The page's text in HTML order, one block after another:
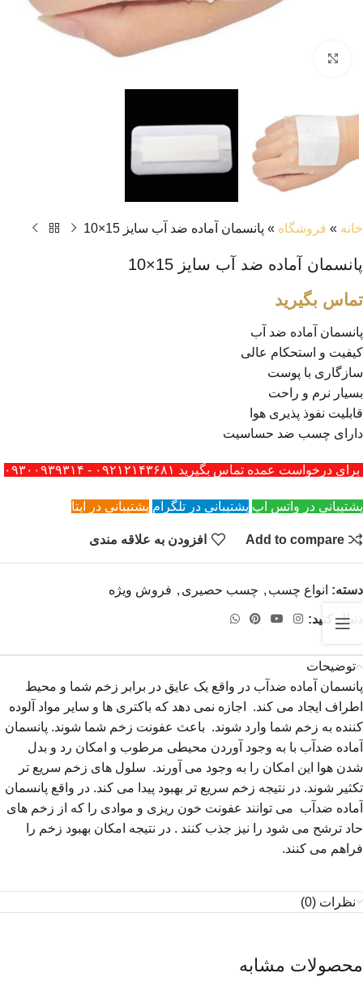
خانه » فروشگاه » پانسمان آماده ضد آب سایز 15×10
پانسمان آماده ضد آب سایز 15×10
تماس بگیرید
پانسمان آماده ضد آب
کیفیت و استحکام عالی
سازگاری با پوست
بسیار نرم و راحت
قابلیت نفوذ پذیری هوا
دارای چسب ضد حساسیت
برای درخواست عمده تماس بگیرید ۰۹۲۱۲۱۴۳۶۸۱ - ۰۹۳۰۰۹۳۹۳۱۴
پشتیبانی در واتس اپ پشتیبانی در تلگرام پشتیبانی در ایتا
Add to compare افزودن به علاقه مندی
دسته: انواع چسب , چسب حصیری , فروش ویژه
دنبال کنید:
توضیحات
پانسمان آماده ضدآب در واقع یک عایق در برابر زخم شما و محیط
اطراف ایجاد می کند. اجازه نمی دهد که باکتری ها و سایر مواد آلوده
کننده به زخم شما وارد شوند. باعث عفونت زخم شما شوند. پانسمان
آماده ضدآب با به وجود آوردن محیطی مرطوب و امکان رد و بدل
شدن هوا این امکان را به وجود می آورند. سلول های زخم سریع تر
تکثیر شوند. در نتیجه زخم سریع تر بهبود پیدا می کند. در واقع پانسمان
آماده ضدآب می توانند عفونت خون ریزی و موادی را که از زخم های
حاد ترشح می شود را نیز جذب کنند . در نتیجه امکان بهبود زخم را
فراهم می کنند.
نظرات (0)
محصولات مشابه